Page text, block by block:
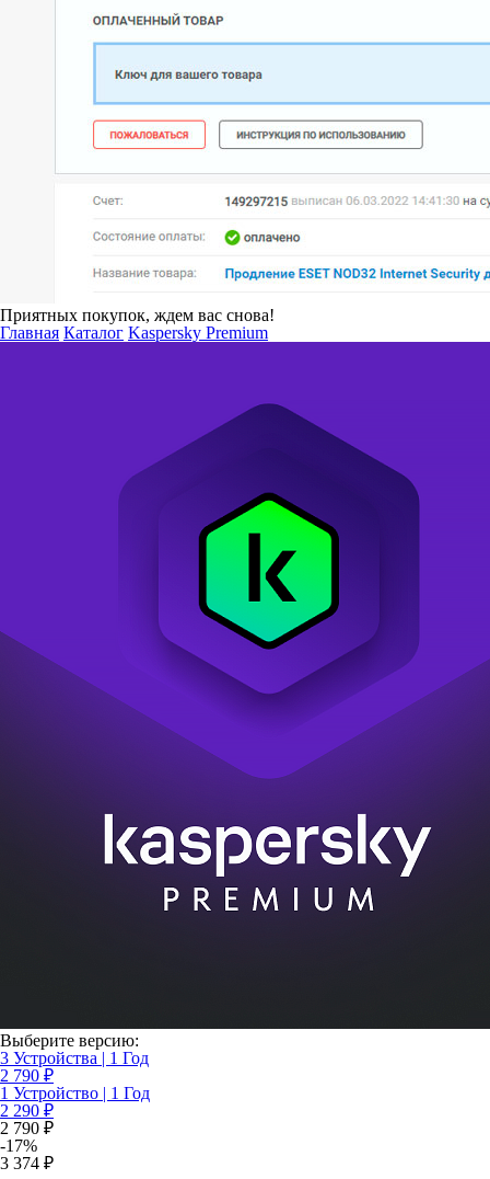
Приятных покупок, ждем вас снова!
Главная Каталог Kaspersky Premium
Выберите версию:
3 Устройства | 1 Год
2 790 ₽
1 Устройство | 1 Год
2 290 ₽
2 790 ₽
-17%
3 374 ₽